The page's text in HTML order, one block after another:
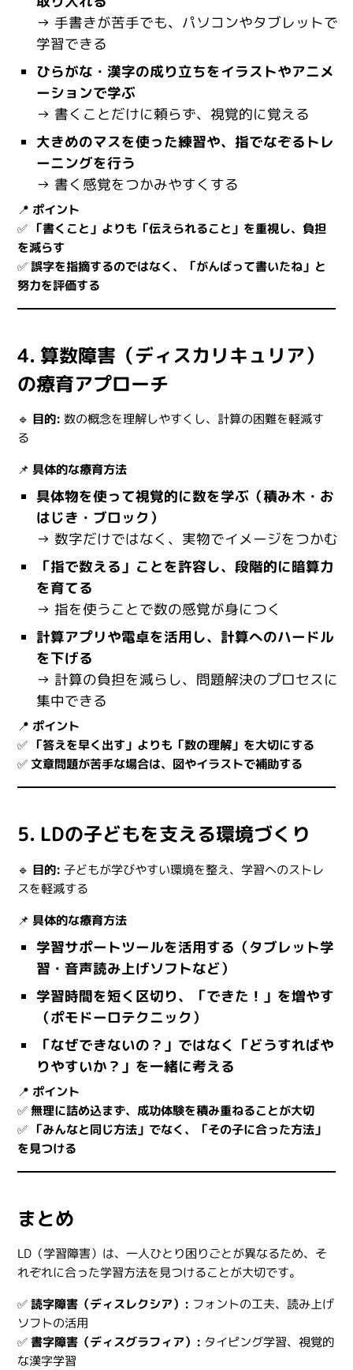
→ 手書きが苦手でも、パソコンやタブレットで
学習できる
ひらがな・漢字の成り立ちをイラストやアニメ
ーションで学ぶ
→ 書くことだけに頼らず、視覚的に覚える
大きめのマスを使った練習や、指でなぞるトレ
ーニングを行う
→ 書く感覚をつかみやすくする
📍 ポイント
✅ 「書くこと」よりも「伝えられること」を重視し、負担
を減らす
✅誤字を指摘するのではなく、「がんばって書いたね」と
努力を評価する
4. 算数障害（ディスカリキュリア）
の療育アプローチ
🔹 目的: 数の概念を理解しやすくし、計算の困難を軽減す
る
📌具体的な療育方法
具体物を使って視覚的に数を学ぶ（積み木・お
はじき・ブロック）
→ 数字だけではなく、実物でイメージをつかむ
「指で数える」ことを許容し、段階的に暗算力
を育てる
→ 指を使うことで数の感覚が身につく
計算アプリや電卓を活用し、計算へのハードル
を下げる
→ 計算の負担を減らし、問題解決のプロセスに
集中できる
📍 ポイント
✅ 「答えを早く出す」よりも「数の理解」を大切にする
✅ 文章問題が苦手な場合は、図やイラストで補助する
5. LDの子どもを支える環境づくり
🔹 目的: 子どもが学びやすい環境を整え、学習へのストレ
スを軽減する
📌具体的な療育方法
学習サポートツールを活用する（タブレット学
習・音声読み上げソフトなど）
学習時間を短く区切り、「できた！」を増やす
（ポモドーロテクニック）
「なぜできないの？」ではなく「どうすればや
りやすいか？」を一緒に考える
📍 ポイント
✅無理に詰め込まず、成功体験を積み重ねることが大切
✅ 「みんなと同じ方法」でなく、「その子に合った方法」
を見つける
まとめ
LD（学習障害）は、一人ひとり困りごとが異なるため、そ
れぞれに合った学習方法を見つけることが大切です。
✅読字障害（ディスレクシア）: フォントの工夫、読み上げ
ソフトの活用
✅書字障害（ディスグラフィア）: タイピング学習、視覚的
な漢字学習